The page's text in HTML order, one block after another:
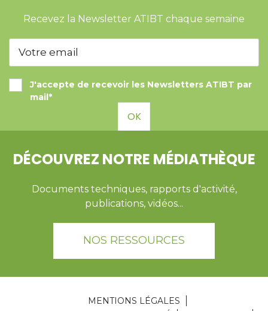
Recevez la Newsletter ATIBT chaque semaine
J'accepte de recevoir les Newsletters ATIBT par
mail*
OK
DÉCOUVREZ NOTRE MÉDIATHÈQUE
Documents techniques, rapports d'activité,
publications, vidéos...
NOS RESSOURCES
MENTIONS LÉGALES